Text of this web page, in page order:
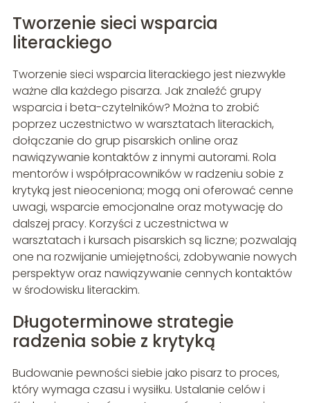
Tworzenie sieci wsparcia
literackiego
Tworzenie sieci wsparcia literackiego jest niezwykle
ważne dla każdego pisarza. Jak znaleźć grupy
wsparcia i beta-czytelników? Można to zrobić
poprzez uczestnictwo w warsztatach literackich,
dołączanie do grup pisarskich online oraz
nawiązywanie kontaktów z innymi autorami. Rola
mentorów i współpracowników w radzeniu sobie z
krytyką jest nieoceniona; mogą oni oferować cenne
uwagi, wsparcie emocjonalne oraz motywację do
dalszej pracy. Korzyści z uczestnictwa w
warsztatach i kursach pisarskich są liczne; pozwalają
one na rozwijanie umiejętności, zdobywanie nowych
perspektyw oraz nawiązywanie cennych kontaktów
w środowisku literackim.
Długoterminowe strategie
radzenia sobie z krytyką
Budowanie pewności siebie jako pisarz to proces,
który wymaga czasu i wysiłku. Ustalanie celów i